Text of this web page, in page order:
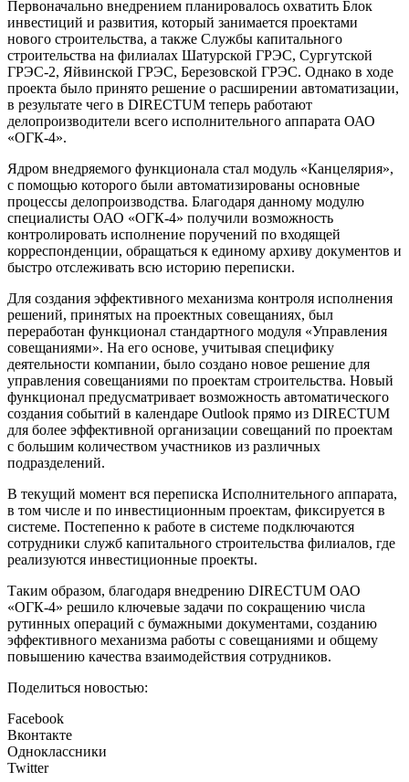
Первоначально внедрением планировалось охватить Блок
инвестиций и развития, который занимается проектами
нового строительства, а также Службы капитального
строительства на филиалах Шатурской ГРЭС, Сургутской
ГРЭС-2, Яйвинской ГРЭС, Березовской ГРЭС. Однако в ходе
проекта было принято решение о расширении автоматизации,
в результате чего в DIRECTUM теперь работают
делопроизводители всего исполнительного аппарата ОАО
«ОГК-4».
Ядром внедряемого функционала стал модуль «Канцелярия»,
с помощью которого были автоматизированы основные
процессы делопроизводства. Благодаря данному модулю
специалисты ОАО «ОГК-4» получили возможность
контролировать исполнение поручений по входящей
корреспонденции, обращаться к единому архиву документов и
быстро отслеживать всю историю переписки.
Для создания эффективного механизма контроля исполнения
решений, принятых на проектных совещаниях, был
переработан функционал стандартного модуля «Управления
совещаниями». На его основе, учитывая специфику
деятельности компании, было создано новое решение для
управления совещаниями по проектам строительства. Новый
функционал предусматривает возможность автоматического
создания событий в календаре Outlook прямо из DIRECTUM
для более эффективной организации совещаний по проектам
с большим количеством участников из различных
подразделений.
В текущий момент вся переписка Исполнительного аппарата,
в том числе и по инвестиционным проектам, фиксируется в
системе. Постепенно к работе в системе подключаются
сотрудники служб капитального строительства филиалов, где
реализуются инвестиционные проекты.
Таким образом, благодаря внедрению DIRECTUM ОАО
«ОГК-4» решило ключевые задачи по сокращению числа
рутинных операций с бумажными документами, созданию
эффективного механизма работы с совещаниями и общему
повышению качества взаимодействия сотрудников.
Поделиться новостью:
Facebook
Вконтакте
Одноклассники
Twitter